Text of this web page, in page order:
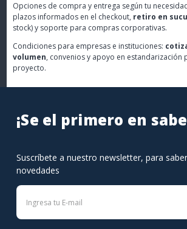
Opciones de compra y entrega según tu
plazos informados en el checkout, retiro en
stock) y soporte para compras corporativas.
Condiciones para empresas e instituciones:
volumen, convenios y apoyo en estandarización
proyecto.
¡Se el primero en
Suscríbete a nuestro newsletter, para
novedades